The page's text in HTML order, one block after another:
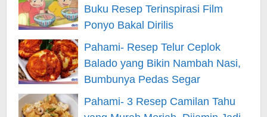
Buku Resep Terinspirasi Film
Ponyo Bakal Dirilis
Pahami- Resep Telur Ceplok
Balado yang Bikin Nambah Nasi,
Bumbunya Pedas Segar
Pahami- 3 Resep Camilan Tahu